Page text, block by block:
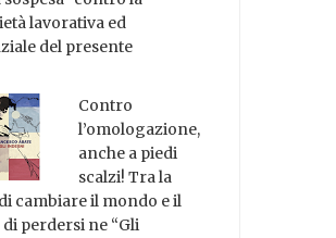
lavorativa ed
del presente
Contro
l’omologazione,
anche a piedi
scalzi! Tra la
cambiare il mondo e il
perdersi ne “Gli